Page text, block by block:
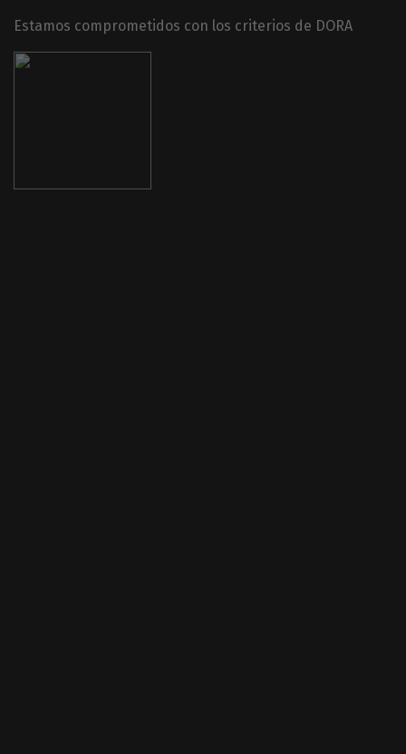
Estamos comprometidos con los criterios de DORA